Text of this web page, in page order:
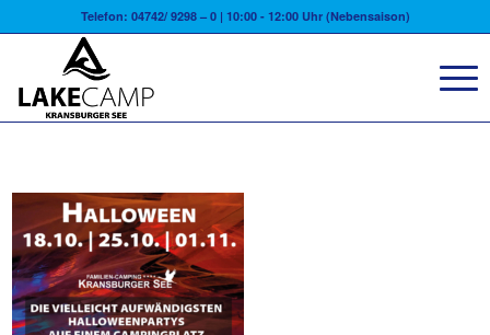
Telefon: 04742/ 9298 – 0 | 10:00 - 12:00 Uhr (Nebensaison)